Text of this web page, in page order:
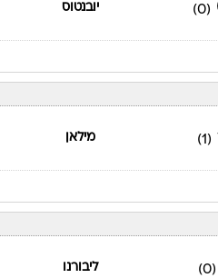
(0) יובנטוס
(1) מילאן
(0) ליבורנו